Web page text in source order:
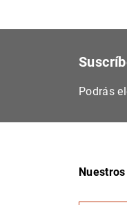
Podrás